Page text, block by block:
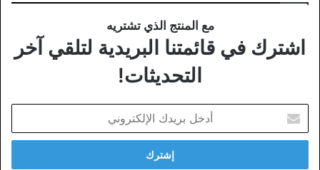
مع المنتج الذي تشتريه
اشترك في قائمتنا البريدية لتلقي آخر
التحديثات!
بريدك
الإلكتروني